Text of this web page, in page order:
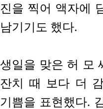
진을 찍어 액자에
남기기도 했다.
생일을 맞은 허 모
잔치 때 보다 더
기쁨을 표현했다.